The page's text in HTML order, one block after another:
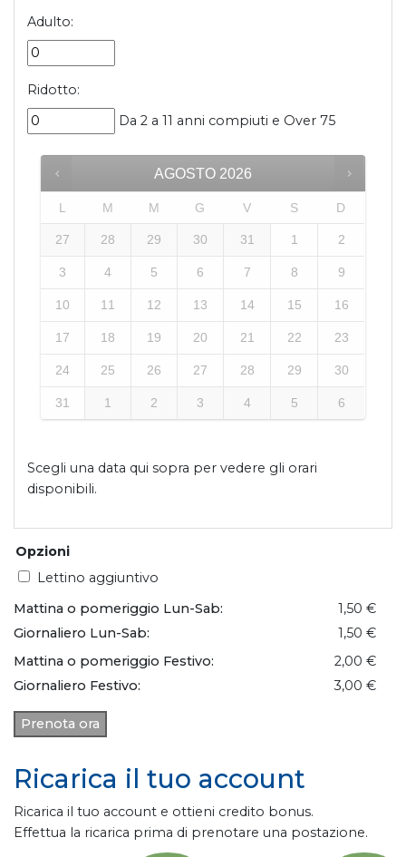
Adulto:
Ridotto:
Da 2 a 11 anni compiuti e Over 75
AGOSTO 2026
L M M G V S D
27 28 29 30 31 1 2
3 4 5 6 7 8 9
10 11 12 13 14 15 16
17 18 19 20 21 22 23
24 25 26 27 28 29 30
31 1 2 3 4 5 6
Scegli una data qui sopra per vedere gli orari
disponibili.
Opzioni
Lettino aggiuntivo
Mattina o pomeriggio Lun-Sab:
1,50 €
Giornaliero Lun-Sab:
1,50 €
Mattina o pomeriggio Festivo:
2,00 €
Giornaliero Festivo:
3,00 €
Prenota ora
Ricarica il tuo account
Ricarica il tuo account e ottieni credito bonus.
Effettua la ricarica prima di prenotare una postazione.